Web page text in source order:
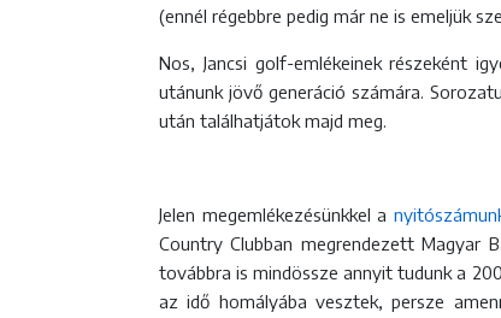
(ennél régebbre pedig már ne is emeljük
Nos, Jancsi golf-emlékeinek részeként
utánunk jövő generáció számára.
után találhatjátok majd meg.
Jelen megemlékezésünkkel a
Country Clubban megrendezett Magyar
továbbra is mindössze annyit tudunk a
az idő homályába vesztek, persze